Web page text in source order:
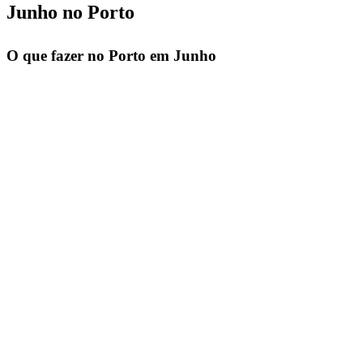
Junho no Porto
O que fazer no Porto em Junho